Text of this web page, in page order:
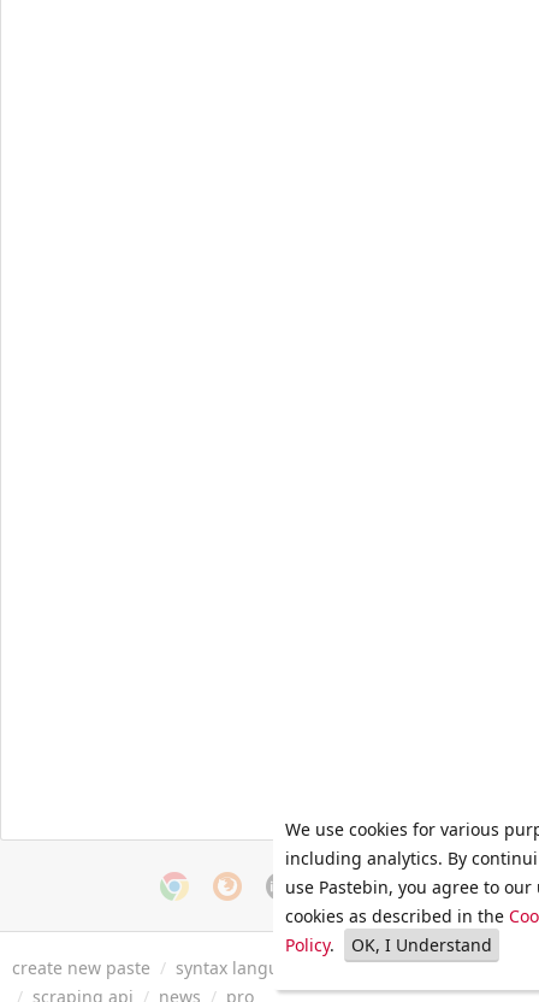
create new paste / syntax languages archive / faq / tools
/ scraping api / news / pro
We use cookies for various
including analytics. By
use Pastebin, you agree to our
cookies as described in the
Policy. OK, I Understand